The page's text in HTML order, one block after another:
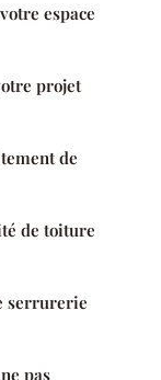
espace
projet
de
de toiture
serrurerie
pas